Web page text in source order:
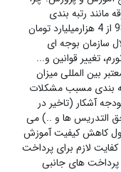
مانند رتبه بندی
معلمان باز کل اعتبارات متفرقه نسبت به سال98 از 4 هزارمیلیارد تومان
سازمان بوجه ای
تغییر قوانین و...
بین المللی میزان
بندی مسبب مشکلات
آشکار (تاخیر در
التدریس ها و ..) می
کاهش کیفیت آموزش
لازم برای پرداخت
پرداخت های جانبی